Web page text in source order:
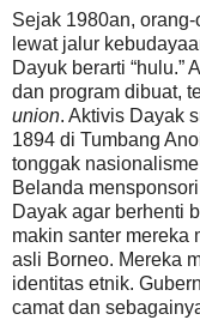
Sejak 1980an,
lewat jalur
Dayuk berarti “hulu.”
dan program dibuat,
union. Aktivis Dayak
1894 di Tumbang
tonggak
Belanda
Dayak agar berhenti
makin santer mereka
asli Borneo. Mereka
identitas etnik.
camat dan